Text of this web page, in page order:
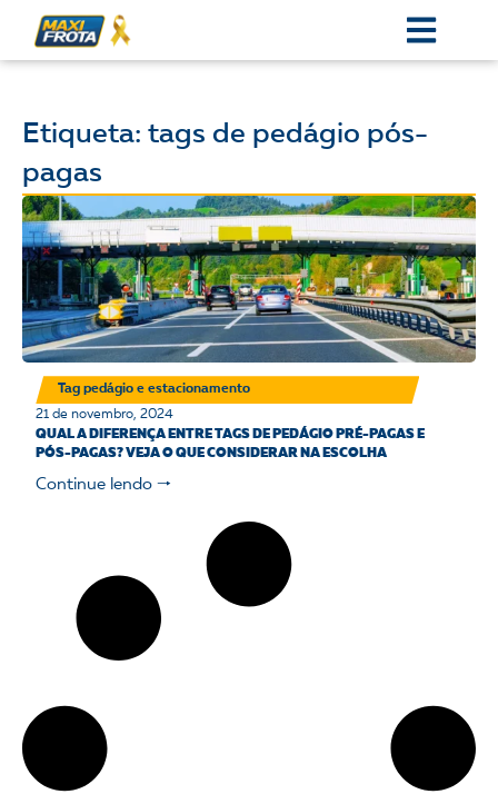
Etiqueta: tags de pedágio pós-
pagas
Tag pedágio e estacionamento
21 de novembro, 2024
QUAL A DIFERENÇA ENTRE TAGS DE PEDÁGIO PRÉ-PAGAS E
PÓS-PAGAS? VEJA O QUE CONSIDERAR NA ESCOLHA
Continue lendo 🠒